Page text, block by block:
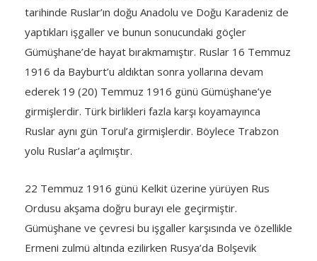
tarihinde Ruslar’ın doğu Anadolu ve Doğu Karadeniz de
yaptıkları işgaller ve bunun sonucundaki göçler
Gümüşhane’de hayat bırakmamıştır. Ruslar 16 Temmuz
1916 da Bayburt’u aldıktan sonra yollarına devam
ederek 19 (20) Temmuz 1916 günü Gümüşhane’ye
girmişlerdir. Türk birlikleri fazla karşı koyamayınca
Ruslar aynı gün Torul’a girmişlerdir. Böylece Trabzon
yolu Ruslar’a açılmıştır.
22 Temmuz 1916 günü Kelkit üzerine yürüyen Rus
Ordusu akşama doğru burayı ele geçirmiştir.
Gümüşhane ve çevresi bu işgaller karşısında ve özellikle
Ermeni zulmü altında ezilirken Rusya’da Bolşevik